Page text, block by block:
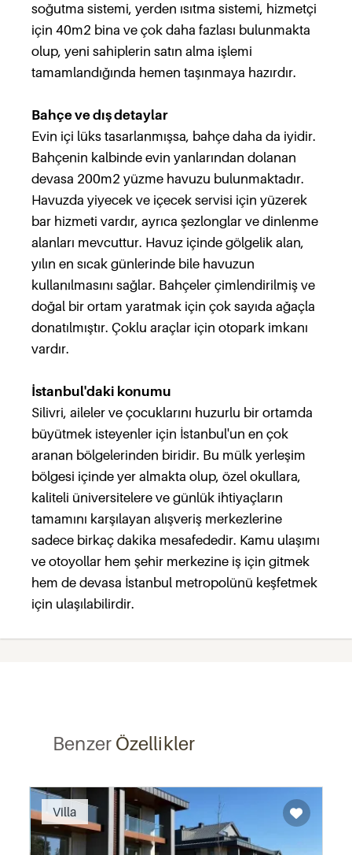
soğutma sistemi, yerden ısıtma sistemi, hizmetçi
için 40m2 bina ve çok daha fazlası bulunmakta
olup, yeni sahiplerin satın alma işlemi
tamamlandığında hemen taşınmaya hazırdır.
Bahçe ve dış detaylar
Evin içi lüks tasarlanmışsa, bahçe daha da iyidir.
Bahçenin kalbinde evin yanlarından dolanan
devasa 200m2 yüzme havuzu bulunmaktadır.
Havuzda yiyecek ve içecek servisi için yüzerek
bar hizmeti vardır, ayrıca şezlonglar ve dinlenme
alanları mevcuttur. Havuz içinde gölgelik alan,
yılın en sıcak günlerinde bile havuzun
kullanılmasını sağlar. Bahçeler çimlendirilmiş ve
doğal bir ortam yaratmak için çok sayıda ağaçla
donatılmıştır. Çoklu araçlar için otopark imkanı
vardır.
İstanbul'daki konumu
Silivri, aileler ve çocuklarını huzurlu bir ortamda
büyütmek isteyenler için İstanbul'un en çok
aranan bölgelerinden biridir. Bu mülk yerleşim
bölgesi içinde yer almakta olup, özel okullara,
kaliteli üniversitelere ve günlük ihtiyaçların
tamamını karşılayan alışveriş merkezlerine
sadece birkaç dakika mesafededir. Kamu ulaşımı
ve otoyollar hem şehir merkezine iş için gitmek
hem de devasa İstanbul metropolünü keşfetmek
için ulaşılabilirdir.
BenzerÖzellikler
Villa